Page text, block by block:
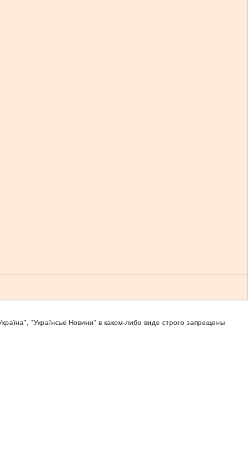
"Українськi Новини" в каком-либо виде строго запрещены